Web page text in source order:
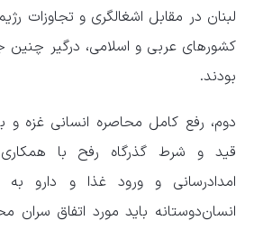
لبنان در مقابل اشغالگری و تجاوزات
کشورهای عربی و اسلامی، درگیر
بودند.
دوم، رفع کامل محاصره انسانی غزه و
قید و شرط گذرگاه رفح با همکاری
امدادرسانی و ورود غذا و دارو
انسان‌دوستانه باید مورد اتفاق سران